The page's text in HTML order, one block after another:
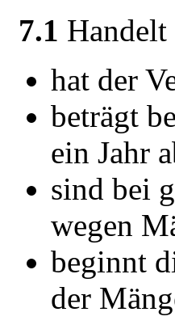
7.1 Handelt
hat der
beträgt
ein Jahr
sind bei
wegen
beginnt
der